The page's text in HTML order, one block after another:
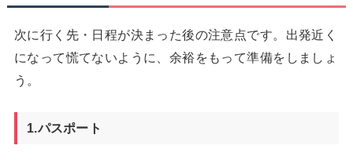
次に行く先・日程が決まった後の注意点です。出発近く
になって慌てないように、余裕をもって準備をしましょ
う。
1.パスポート